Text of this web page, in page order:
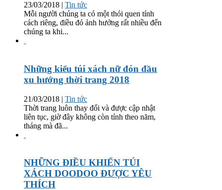
23/03/2018 | Tin tức
Mỗi người chúng ta có một thói quen tính
cách riêng, điều đó ảnh hưởng rất nhiều đến
chúng ta khi...
Những kiểu túi xách nữ đón đầu
xu hướng thời trang 2018
21/03/2018 | Tin tức
Thời trang luôn thay đổi và được cập nhật
liên tục, giờ đây không còn tính theo năm,
tháng mà đã...
NHỮNG ĐIỀU KHIẾN TÚI
XÁCH DOODOO ĐƯỢC YÊU
THÍCH